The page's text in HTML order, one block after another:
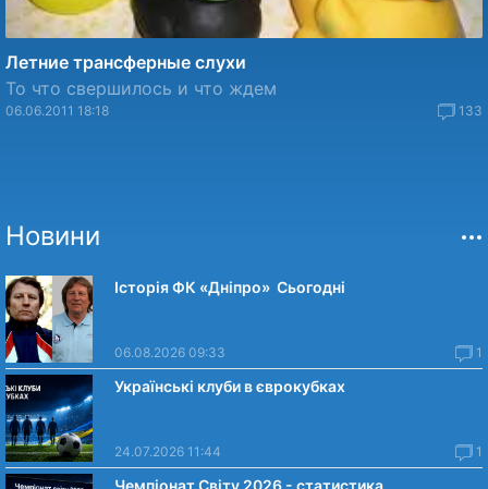
Летние трансферные слухи
То что свершилось и что ждем
06.06.2011 18:18 133
Новини
Історія ФК «Дніпро» Сьогодні
06.08.2026 09:33 1
Українські клуби в єврокубках
24.07.2026 11:44 1
Чемпіонат Світу 2026 - статистика